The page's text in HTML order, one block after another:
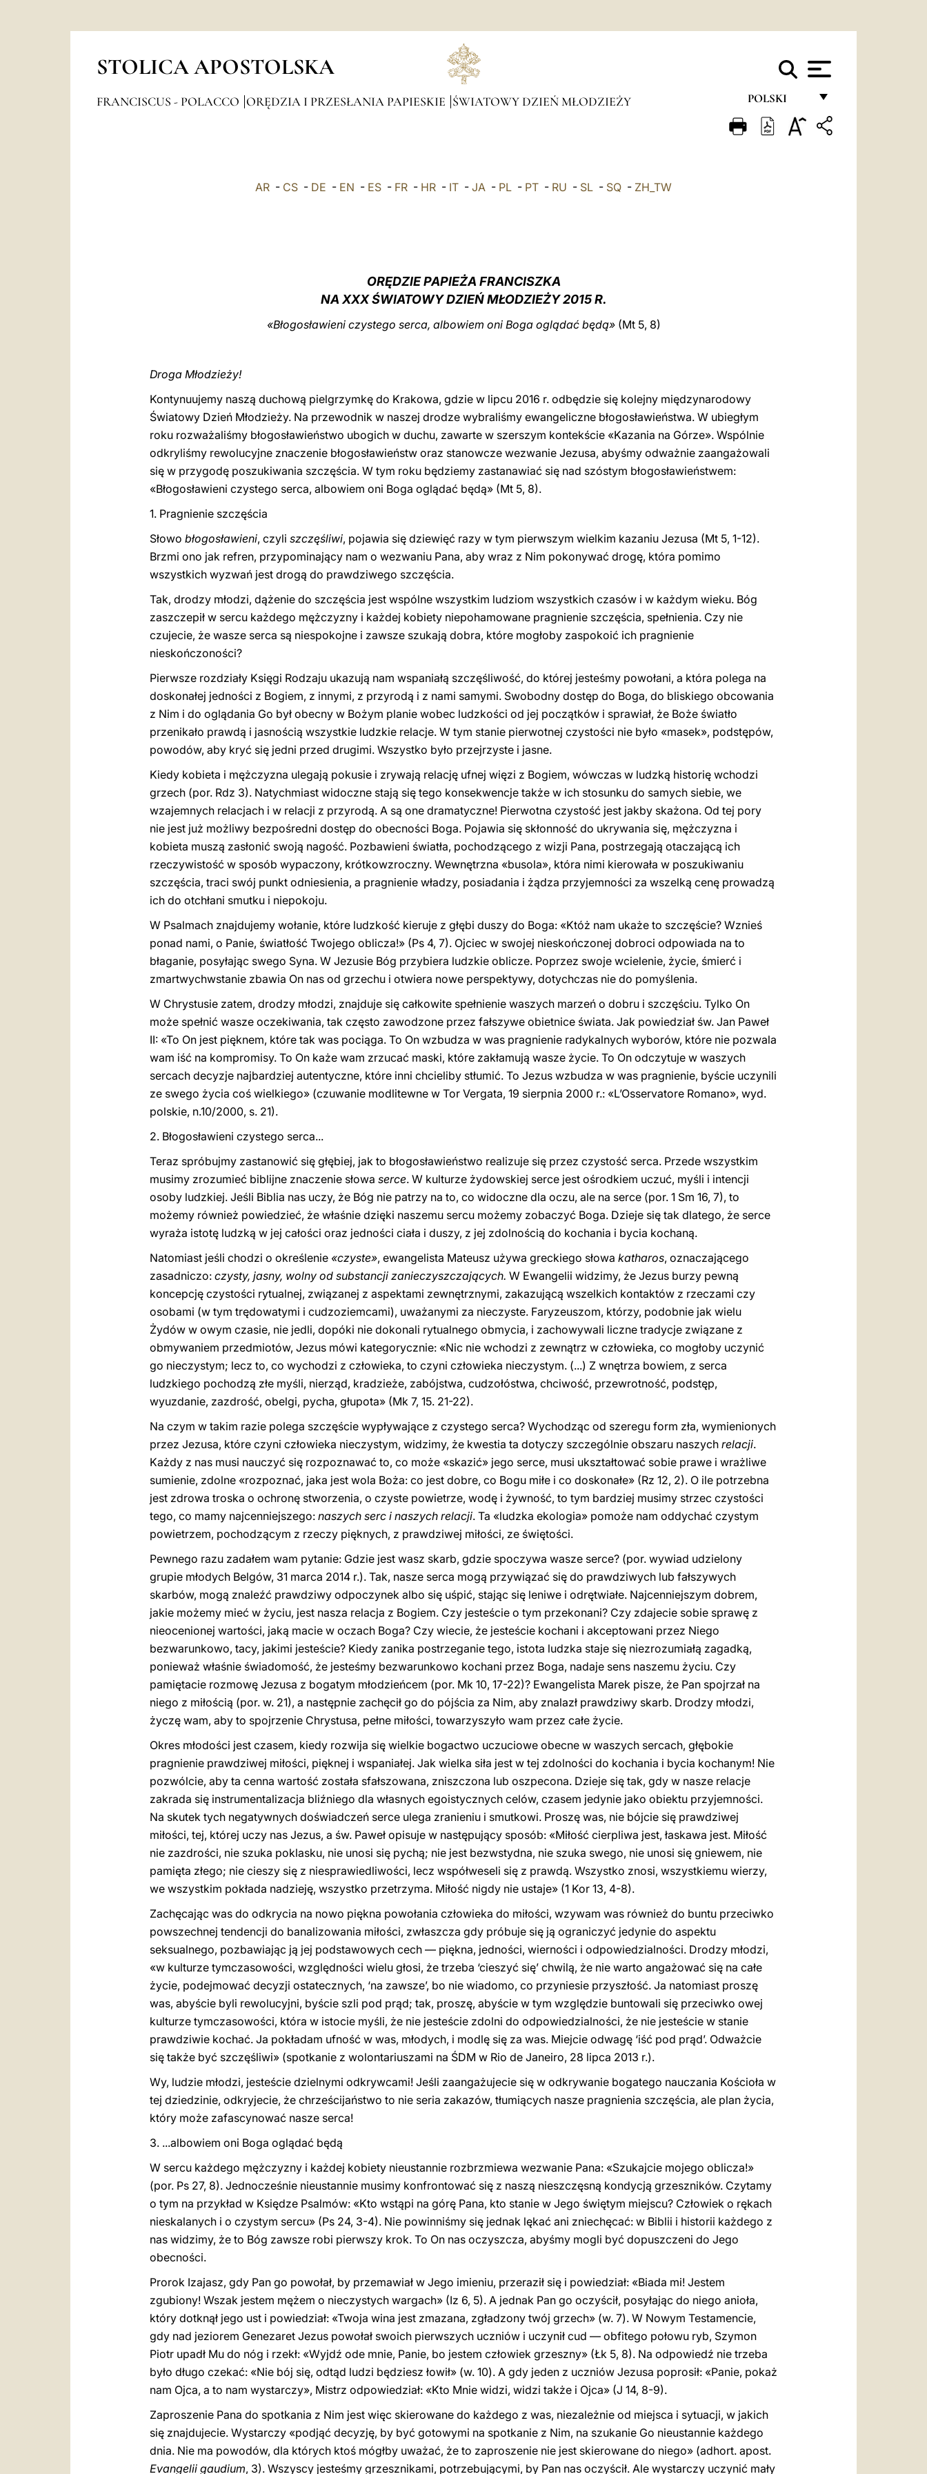
STOLICA APOSTOLSKA
POLSKI
FRANÇAIS
FRANCISCUS - POLACCO ORĘDZIA I PRZESŁANIA PAPIESKIE ŚWIATOWY DZIEŃ MŁODZIEŻY
AR - CS - DE - EN - ES - FR - HR - IT - JA - PL - PT - RU - SL - SQ - ZH_TW
ORĘDZIE PAPIEŻA FRANCISZKA
NA XXX ŚWIATOWY DZIEŃ MŁODZIEŻY 2015 R.
«Błogosławieni czystego serca, albowiem oni Boga oglądać będą»(Mt 5, 8)
Droga Młodzieży!
Kontynuujemy naszą duchową pielgrzymkę do Krakowa, gdzie w lipcu 2016 r. odbędzie się kolejny międzynarodowy
Światowy Dzień Młodzieży. Na przewodnik w naszej drodze wybraliśmy ewangeliczne błogosławieństwa. W ubiegłym
roku rozważaliśmy błogosławieństwo ubogich w duchu, zawarte w szerszym kontekście «Kazania na Górze». Wspólnie
odkryliśmy rewolucyjne znaczenie błogosławieństw oraz stanowcze wezwanie Jezusa, abyśmy odważnie zaangażowali
się w przygodę poszukiwania szczęścia. W tym roku będziemy zastanawiać się nad szóstym błogosławieństwem:
«Błogosławieni czystego serca, albowiem oni Boga oglądać będą» (Mt 5, 8).
1. Pragnienie szczęścia
Słowo błogosławieni, czyli szczęśliwi, pojawia się dziewięć razy w tym pierwszym wielkim kazaniu Jezusa (Mt 5, 1-12).
Brzmi ono jak refren, przypominający nam o wezwaniu Pana, aby wraz z Nim pokonywać drogę, która pomimo
wszystkich wyzwań jest drogą do prawdziwego szczęścia.
Tak, drodzy młodzi, dążenie do szczęścia jest wspólne wszystkim ludziom wszystkich czasów i w każdym wieku. Bóg
zaszczepił w sercu każdego mężczyzny i każdej kobiety niepohamowane pragnienie szczęścia, spełnienia. Czy nie
czujecie, że wasze serca są niespokojne i zawsze szukają dobra, które mogłoby zaspokoić ich pragnienie
nieskończoności?
Pierwsze rozdziały Księgi Rodzaju ukazują nam wspaniałą szczęśliwość, do której jesteśmy powołani, a która polega na
doskonałej jedności z Bogiem, z innymi, z przyrodą i z nami samymi. Swobodny dostęp do Boga, do bliskiego obcowania
z Nim i do oglądania Go był obecny w Bożym planie wobec ludzkości od jej początków i sprawiał, że Boże światło
przenikało prawdą i jasnością wszystkie ludzkie relacje. W tym stanie pierwotnej czystości nie było «masek», podstępów,
powodów, aby kryć się jedni przed drugimi. Wszystko było przejrzyste i jasne.
Kiedy kobieta i mężczyzna ulegają pokusie i zrywają relację ufnej więzi z Bogiem, wówczas w ludzką historię wchodzi
grzech (por. Rdz 3). Natychmiast widoczne stają się tego konsekwencje także w ich stosunku do samych siebie, we
wzajemnych relacjach i w relacji z przyrodą. A są one dramatyczne! Pierwotna czystość jest jakby skażona. Od tej pory
nie jest już możliwy bezpośredni dostęp do obecności Boga. Pojawia się skłonność do ukrywania się, mężczyzna i
kobieta muszą zasłonić swoją nagość. Pozbawieni światła, pochodzącego z wizji Pana, postrzegają otaczającą ich
rzeczywistość w sposób wypaczony, krótkowzroczny. Wewnętrzna «busola», która nimi kierowała w poszukiwaniu
szczęścia, traci swój punkt odniesienia, a pragnienie władzy, posiadania i żądza przyjemności za wszelką cenę prowadzą
ich do otchłani smutku i niepokoju.
W Psalmach znajdujemy wołanie, które ludzkość kieruje z głębi duszy do Boga: «Któż nam ukaże to szczęście? Wznieś
ponad nami, o Panie, światłość Twojego oblicza!» (Ps 4, 7). Ojciec w swojej nieskończonej dobroci odpowiada na to
błaganie, posyłając swego Syna. W Jezusie Bóg przybiera ludzkie oblicze. Poprzez swoje wcielenie, życie, śmierć i
zmartwychwstanie zbawia On nas od grzechu i otwiera nowe perspektywy, dotychczas nie do pomyślenia.
W Chrystusie zatem, drodzy młodzi, znajduje się całkowite spełnienie waszych marzeń o dobru i szczęściu. Tylko On
może spełnić wasze oczekiwania, tak często zawodzone przez fałszywe obietnice świata. Jak powiedział św. Jan Paweł
II: «To On jest pięknem, które tak was pociąga. To On wzbudza w was pragnienie radykalnych wyborów, które nie pozwala
wam iść na kompromisy. To On każe wam zrzucać maski, które zakłamują wasze życie. To On odczytuje w waszych
sercach decyzje najbardziej autentyczne, które inni chcieliby stłumić. To Jezus wzbudza w was pragnienie, byście uczynili
ze swego życia coś wielkiego» (czuwanie modlitewne w Tor Vergata, 19 sierpnia 2000 r.: «L’Osservatore Romano», wyd.
polskie, n.10/2000, s. 21).
2. Błogosławieni czystego serca...
Teraz spróbujmy zastanowić się głębiej, jak to błogosławieństwo realizuje się przez czystość serca. Przede wszystkim
musimy zrozumieć biblijne znaczenie słowa serce. W kulturze żydowskiej serce jest ośrodkiem uczuć, myśli i intencji
osoby ludzkiej. Jeśli Biblia nas uczy, że Bóg nie patrzy na to, co widoczne dla oczu, ale na serce (por. 1 Sm 16, 7), to
możemy również powiedzieć, że właśnie dzięki naszemu sercu możemy zobaczyć Boga. Dzieje się tak dlatego, że serce
wyraża istotę ludzką w jej całości oraz jedności ciała i duszy, z jej zdolnością do kochania i bycia kochaną.
Natomiast jeśli chodzi o określenie «czyste», ewangelista Mateusz używa greckiego słowa katharos, oznaczającego
zasadniczo: czysty, jasny, wolny od substancji zanieczyszczających. W Ewangelii widzimy, że Jezus burzy pewną
koncepcję czystości rytualnej, związanej z aspektami zewnętrznymi, zakazującą wszelkich kontaktów z rzeczami czy
osobami (w tym trędowatymi i cudzoziemcami), uważanymi za nieczyste. Faryzeuszom, którzy, podobnie jak wielu
Żydów w owym czasie, nie jedli, dopóki nie dokonali rytualnego obmycia, i zachowywali liczne tradycje związane z
obmywaniem przedmiotów, Jezus mówi kategorycznie: «Nic nie wchodzi z zewnątrz w człowieka, co mogłoby uczynić
go nieczystym; lecz to, co wychodzi z człowieka, to czyni człowieka nieczystym. (...) Z wnętrza bowiem, z serca
ludzkiego pochodzą złe myśli, nierząd, kradzieże, zabójstwa, cudzołóstwa, chciwość, przewrotność, podstęp,
wyuzdanie, zazdrość, obelgi, pycha, głupota» (Mk 7, 15. 21-22).
Na czym w takim razie polega szczęście wypływające z czystego serca? Wychodząc od szeregu form zła, wymienionych
przez Jezusa, które czyni człowieka nieczystym, widzimy, że kwestia ta dotyczy szczególnie obszaru naszych relacji.
Każdy z nas musi nauczyć się rozpoznawać to, co może «skazić» jego serce, musi ukształtować sobie prawe i wrażliwe
sumienie, zdolne «rozpoznać, jaka jest wola Boża: co jest dobre, co Bogu miłe i co doskonałe» (Rz 12, 2). O ile potrzebna
jest zdrowa troska o ochronę stworzenia, o czyste powietrze, wodę i żywność, to tym bardziej musimy strzec czystości
tego, co mamy najcenniejszego: naszych serc i naszych relacji. Ta «ludzka ekologia» pomoże nam oddychać czystym
powietrzem, pochodzącym z rzeczy pięknych, z prawdziwej miłości, ze świętości.
Pewnego razu zadałem wam pytanie: Gdzie jest wasz skarb, gdzie spoczywa wasze serce? (por. wywiad udzielony
grupie młodych Belgów, 31 marca 2014 r.). Tak, nasze serca mogą przywiązać się do prawdziwych lub fałszywych
skarbów, mogą znaleźć prawdziwy odpoczynek albo się uśpić, stając się leniwe i odrętwiałe. Najcenniejszym dobrem,
jakie możemy mieć w życiu, jest nasza relacja z Bogiem. Czy jesteście o tym przekonani? Czy zdajecie sobie sprawę z
nieocenionej wartości, jaką macie w oczach Boga? Czy wiecie, że jesteście kochani i akceptowani przez Niego
bezwarunkowo, tacy, jakimi jesteście? Kiedy zanika postrzeganie tego, istota ludzka staje się niezrozumiałą zagadką,
ponieważ właśnie świadomość, że jesteśmy bezwarunkowo kochani przez Boga, nadaje sens naszemu życiu. Czy
pamiętacie rozmowę Jezusa z bogatym młodzieńcem (por. Mk 10, 17-22)? Ewangelista Marek pisze, że Pan spojrzał na
niego z miłością (por. w. 21), a następnie zachęcił go do pójścia za Nim, aby znalazł prawdziwy skarb. Drodzy młodzi,
życzę wam, aby to spojrzenie Chrystusa, pełne miłości, towarzyszyło wam przez całe życie.
Okres młodości jest czasem, kiedy rozwija się wielkie bogactwo uczuciowe obecne w waszych sercach, głębokie
pragnienie prawdziwej miłości, pięknej i wspaniałej. Jak wielka siła jest w tej zdolności do kochania i bycia kochanym! Nie
pozwólcie, aby ta cenna wartość została sfałszowana, zniszczona lub oszpecona. Dzieje się tak, gdy w nasze relacje
zakrada się instrumentalizacja bliźniego dla własnych egoistycznych celów, czasem jedynie jako obiektu przyjemności.
Na skutek tych negatywnych doświadczeń serce ulega zranieniu i smutkowi. Proszę was, nie bójcie się prawdziwej
miłości, tej, której uczy nas Jezus, a św. Paweł opisuje w następujący sposób: «Miłość cierpliwa jest, łaskawa jest. Miłość
nie zazdrości, nie szuka poklasku, nie unosi się pychą; nie jest bezwstydna, nie szuka swego, nie unosi się gniewem, nie
pamięta złego; nie cieszy się z niesprawiedliwości, lecz współweseli się z prawdą. Wszystko znosi, wszystkiemu wierzy,
we wszystkim pokłada nadzieję, wszystko przetrzyma. Miłość nigdy nie ustaje» (1 Kor 13, 4-8).
Zachęcając was do odkrycia na nowo piękna powołania człowieka do miłości, wzywam was również do buntu przeciwko
powszechnej tendencji do banalizowania miłości, zwłaszcza gdy próbuje się ją ograniczyć jedynie do aspektu
seksualnego, pozbawiając ją jej podstawowych cech — piękna, jedności, wierności i odpowiedzialności. Drodzy młodzi,
«w kulturze tymczasowości, względności wielu głosi, że trzeba ‘cieszyć się’ chwilą, że nie warto angażować się na całe
życie, podejmować decyzji ostatecznych, ‘na zawsze’, bo nie wiadomo, co przyniesie przyszłość. Ja natomiast proszę
was, abyście byli rewolucyjni, byście szli pod prąd; tak, proszę, abyście w tym względzie buntowali się przeciwko owej
kulturze tymczasowości, która w istocie myśli, że nie jesteście zdolni do odpowiedzialności, że nie jesteście w stanie
prawdziwie kochać. Ja pokładam ufność w was, młodych, i modlę się za was. Miejcie odwagę ‘iść pod prąd’. Odważcie
się także być szczęśliwi» (spotkanie z wolontariuszami na ŚDM w Rio de Janeiro, 28 lipca 2013 r.).
Wy, ludzie młodzi, jesteście dzielnymi odkrywcami! Jeśli zaangażujecie się w odkrywanie bogatego nauczania Kościoła w
tej dziedzinie, odkryjecie, że chrześcijaństwo to nie seria zakazów, tłumiących nasze pragnienia szczęścia, ale plan życia,
który może zafascynować nasze serca!
3. ...albowiem oni Boga oglądać będą
W sercu każdego mężczyzny i każdej kobiety nieustannie rozbrzmiewa wezwanie Pana: «Szukajcie mojego oblicza!»
(por. Ps 27, 8). Jednocześnie nieustannie musimy konfrontować się z naszą nieszczęsną kondycją grzeszników. Czytamy
o tym na przykład w Księdze Psalmów: «Kto wstąpi na górę Pana, kto stanie w Jego świętym miejscu? Człowiek o rękach
nieskalanych i o czystym sercu» (Ps 24, 3-4). Nie powinniśmy się jednak lękać ani zniechęcać: w Biblii i historii każdego z
nas widzimy, że to Bóg zawsze robi pierwszy krok. To On nas oczyszcza, abyśmy mogli być dopuszczeni do Jego
obecności.
Prorok Izajasz, gdy Pan go powołał, by przemawiał w Jego imieniu, przeraził się i powiedział: «Biada mi! Jestem
zgubiony! Wszak jestem mężem o nieczystych wargach» (Iz 6, 5). A jednak Pan go oczyścił, posyłając do niego anioła,
który dotknął jego ust i powiedział: «Twoja wina jest zmazana, zgładzony twój grzech» (w. 7). W Nowym Testamencie,
gdy nad jeziorem Genezaret Jezus powołał swoich pierwszych uczniów i uczynił cud — obfitego połowu ryb, Szymon
Piotr upadł Mu do nóg i rzekł: «Wyjdź ode mnie, Panie, bo jestem człowiek grzeszny» (Łk 5, 8). Na odpowiedź nie trzeba
było długo czekać: «Nie bój się, odtąd ludzi będziesz łowił» (w. 10). A gdy jeden z uczniów Jezusa poprosił: «Panie, pokaż
nam Ojca, a to nam wystarczy», Mistrz odpowiedział: «Kto Mnie widzi, widzi także i Ojca» (J 14, 8-9).
Zaproszenie Pana do spotkania z Nim jest więc skierowane do każdego z was, niezależnie od miejsca i sytuacji, w jakich
się znajdujecie. Wystarczy «podjąć decyzję, by być gotowymi na spotkanie z Nim, na szukanie Go nieustannie każdego
dnia. Nie ma powodów, dla których ktoś mógłby uważać, że to zaproszenie nie jest skierowane do niego» (adhort. apost.
Evangelii gaudium, 3). Wszyscy jesteśmy grzesznikami, potrzebującymi, by Pan nas oczyścił. Ale wystarczy uczynić mały